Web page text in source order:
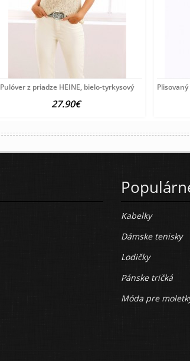
Pulóver z priadze HEINE, bielo-tyrkysový
27.90€
Kabelky
Dámske tenisky
Lodičky
Pánske tričká
Móda pre